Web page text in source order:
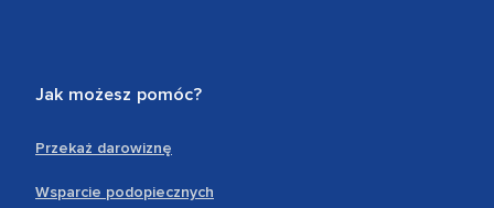
Jak możesz pomóc?
Przekaż darowiznę
Wsparcie podopiecznych